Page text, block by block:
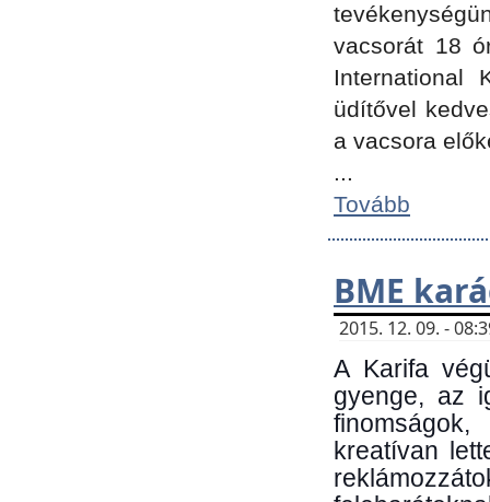
vacsorát 18
International
üdítővel
a vacsora
...
Tovább
BME
2015. 12. 09. -
A Karifa
gyenge, az
kreatívan